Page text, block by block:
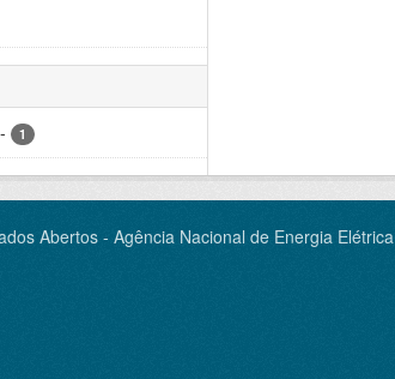
- 1
Abertos - Agência Nacional de Energia Elétrica